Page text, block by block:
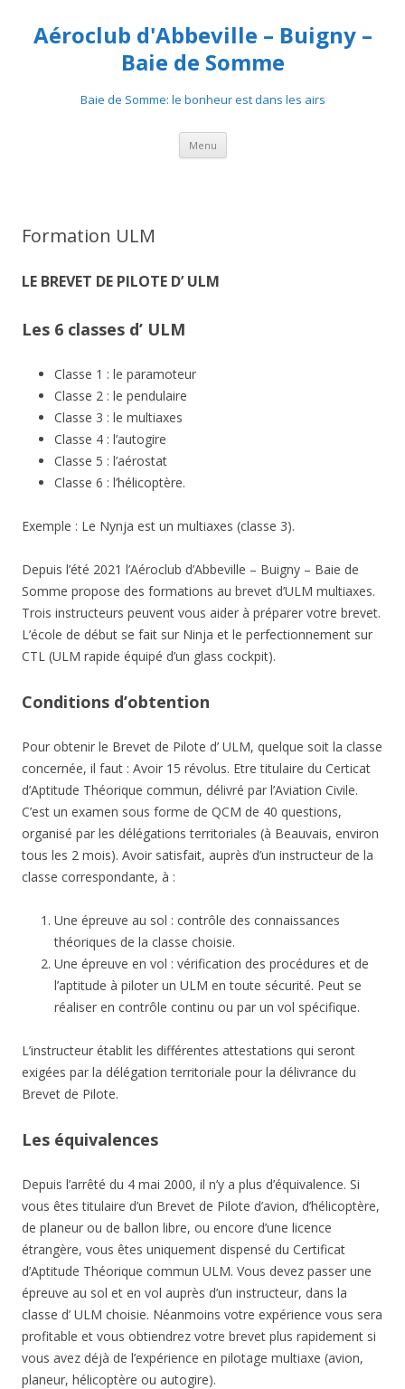
Aéroclub d'Abbeville – Buigny –
Baie de Somme
Baie de Somme: le bonheur est dans les airs
Menu Aller au contenu
Formation ULM
LE BREVET DE PILOTE D’ ULM
Les 6 classes d’ ULM
Classe 1 : le paramoteur
Classe 2 : le pendulaire
Classe 3 : le multiaxes
Classe 4 : l’autogire
Classe 5 : l’aérostat
Classe 6 : l’hélicoptère.
Exemple : Le Nynja est un multiaxes (classe 3).
Depuis l’été 2021 l’Aéroclub d’Abbeville – Buigny – Baie de
Somme propose des formations au brevet d’ULM multiaxes.
Trois instructeurs peuvent vous aider à préparer votre brevet.
L’école de début se fait sur Ninja et le perfectionnement sur
CTL (ULM rapide équipé d’un glass cockpit).
Conditions d’obtention
Pour obtenir le Brevet de Pilote d’ ULM, quelque soit la classe
concernée, il faut : Avoir 15 révolus. Etre titulaire du Certicat
d’Aptitude Théorique commun, délivré par l’Aviation Civile.
C’est un examen sous forme de QCM de 40 questions,
organisé par les délégations territoriales (à Beauvais, environ
tous les 2 mois). Avoir satisfait, auprès d’un instructeur de la
classe correspondante, à :
Une épreuve au sol : contrôle des connaissances
théoriques de la classe choisie.
Une épreuve en vol : vérification des procédures et de
l’aptitude à piloter un ULM en toute sécurité. Peut se
réaliser en contrôle continu ou par un vol spécifique.
L’instructeur établit les différentes attestations qui seront
exigées par la délégation territoriale pour la délivrance du
Brevet de Pilote.
Les équivalences
Depuis l’arrêté du 4 mai 2000, il n’y a plus d’équivalence. Si
vous êtes titulaire d’un Brevet de Pilote d’avion, d’hélicoptère,
de planeur ou de ballon libre, ou encore d’une licence
étrangère, vous êtes uniquement dispensé du Certificat
d’Aptitude Théorique commun ULM. Vous devez passer une
épreuve au sol et en vol auprès d’un instructeur, dans la
classe d’ ULM choisie. Néanmoins votre expérience vous sera
profitable et vous obtiendrez votre brevet plus rapidement si
vous avez déjà de l’expérience en pilotage multiaxe (avion,
planeur, hélicoptère ou autogire).